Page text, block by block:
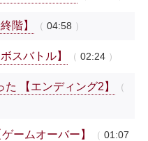
階】 04:58
スバトル】 02:24
【エンディング2】
ームオーバー】 01:07